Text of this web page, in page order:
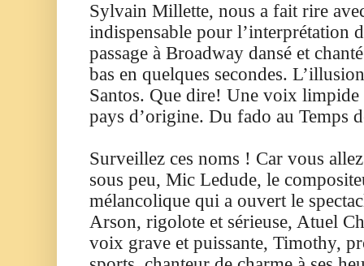
Sylvain Millette, nous a fait rire
indispensable pour l’interprétation
passage à Broadway dansé et
bas en quelques secondes.
Santos. Que dire! Une voix
pays d’origine. Du fado au Temps
Surveillez ces noms ! Car vous
sous peu, Mic Ledude, le
mélancolique qui a ouvert le
Arson, rigolote et sérieuse, Atuel
voix grave et puissante, Timothy,